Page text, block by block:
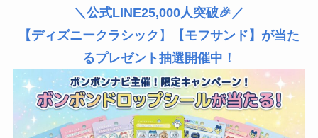
＼公式LINE25,000人突破🎉／
【ディズニークラシック 】
【モフサンド】が当た
るプレゼント抽選開催中！